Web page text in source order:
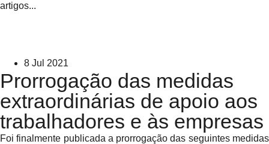
artigos...
8 Jul 2021
Prorrogação das medidas
extraordinárias de apoio aos
trabalhadores e às empresas
Foi finalmente publicada a prorrogação das seguintes medidas